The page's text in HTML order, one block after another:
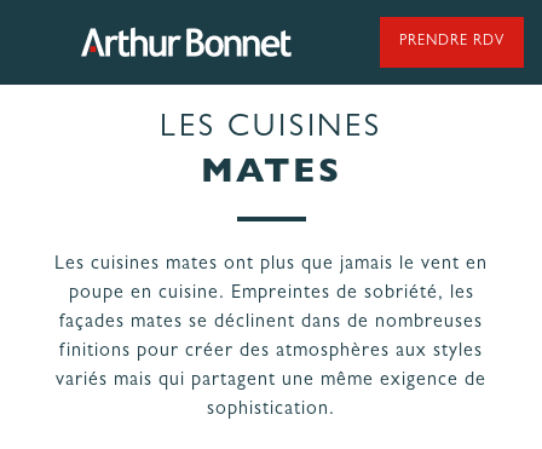
NOS MODÈLES DE CUISINES
NOS CUISINES FABRIQUÉES EN VENDÉE
PRENDRE RDV
LES CUISINES
MATES
Les cuisines mates ont plus que jamais le vent en
poupe en cuisine. Empreintes de sobriété, les
façades mates se déclinent dans de nombreuses
finitions pour créer des atmosphères aux styles
variés mais qui partagent une même exigence de
sophistication.